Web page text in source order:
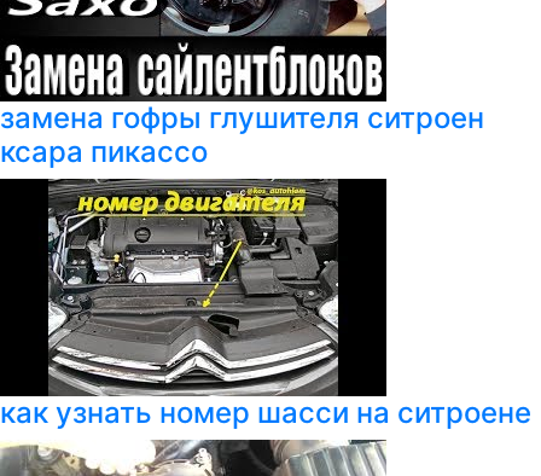
замена гофры глушителя ситроен
ксара пикассо
как узнать номер шасси на ситроене